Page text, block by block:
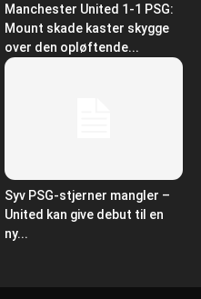
Manchester United 1-1 PSG:
Mount skade kaster skygge
over den opløftende...
Syv PSG-stjerner mangler –
United kan give debut til en
ny...